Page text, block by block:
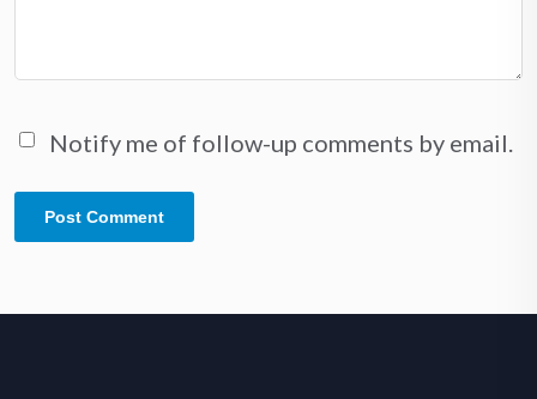
Notify me of follow-up comments by email.